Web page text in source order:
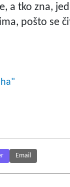
a tko zna,
pošto se
Email